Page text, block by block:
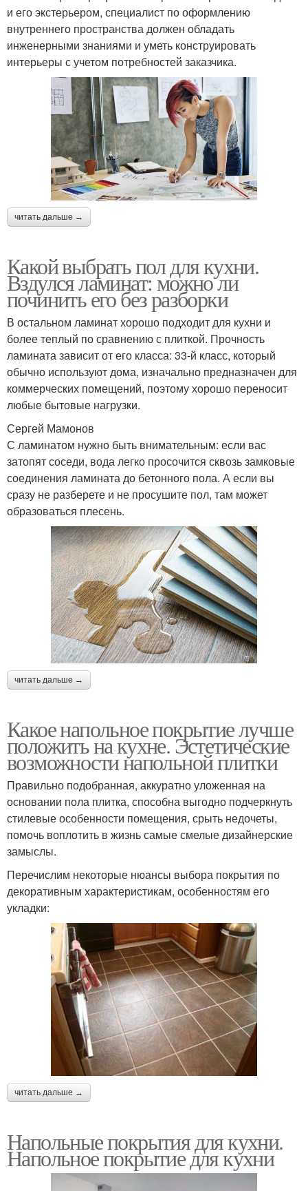
и его экстерьером, специалист по оформлению
внутреннего пространства должен обладать
инженерными знаниями и уметь конструировать
интерьеры с учетом потребностей заказчика.
читать дальше →
Какой выбрать пол для кухни.
Вздулся ламинат: можно ли
починить его без разборки
В остальном ламинат хорошо подходит для кухни и
более теплый по сравнению с плиткой. Прочность
ламината зависит от его класса: 33-й класс, который
обычно используют дома, изначально предназначен для
коммерческих помещений, поэтому хорошо переносит
любые бытовые нагрузки.
Сергей Мамонов
С ламинатом нужно быть внимательным: если вас
затопят соседи, вода легко просочится сквозь замковые
соединения ламината до бетонного пола. А если вы
сразу не разберете и не просушите пол, там может
образоваться плесень.
читать дальше →
Какое напольное покрытие лучше
положить на кухне. Эстетические
возможности напольной плитки
Правильно подобранная, аккуратно уложенная на
основании пола плитка, способна выгодно подчеркнуть
стилевые особенности помещения, срыть недочеты,
помочь воплотить в жизнь самые смелые дизайнерские
замыслы.
Перечислим некоторые нюансы выбора покрытия по
декоративным характеристикам, особенностям его
укладки:
читать дальше →
Напольные покрытия для кухни.
Напольное покрытие для кухни